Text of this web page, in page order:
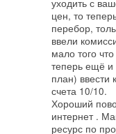
цен, то
перебор,
ввели
мало того
теперь ещё
план)
счета 10/10.
Хороший
интернет .
ресурс по